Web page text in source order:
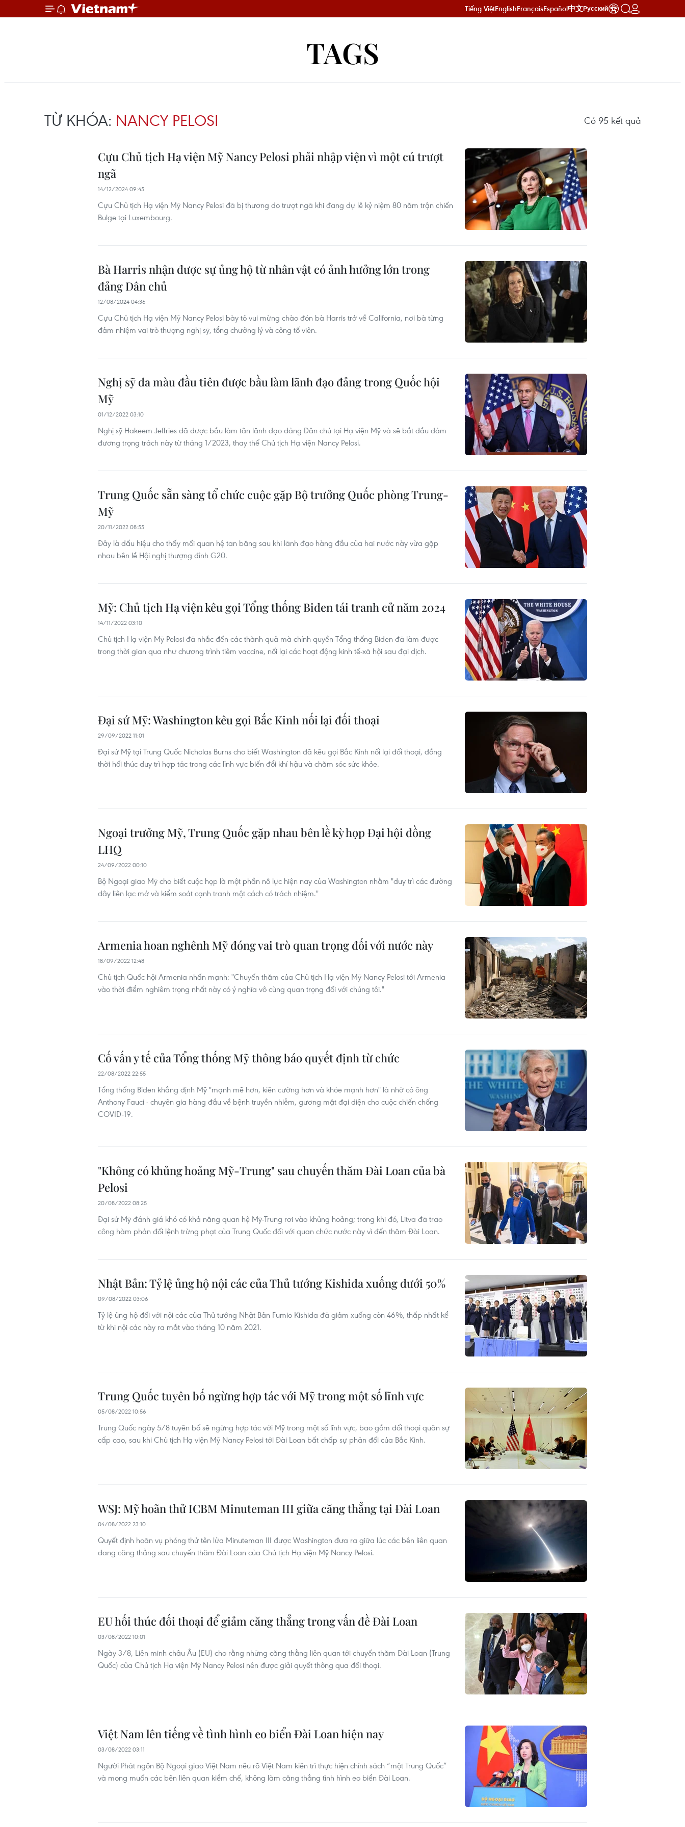
Tiếng ViệtEnglishFrançaisEspañol中文Русский
TAGS
TỪ KHÓA: NANCY PELOSI Có 95 kết quả
Cựu Chủ tịch Hạ viện Mỹ Nancy Pelosi phải nhập viện vì một cú trượt
ngã
14/12/2024 09:45
Cựu Chủ tịch Hạ viện Mỹ Nancy Pelosi đã bị thương do trượt ngã khi đang dự lễ kỷ niệm 80 năm trận chiến
Bulge tại Luxembourg.
Bà Harris nhận được sự ủng hộ từ nhân vật có ảnh hưởng lớn trong
đảng Dân chủ
12/08/2024 04:36
Cựu Chủ tịch Hạ viện Mỹ Nancy Pelosi bày tỏ vui mừng chào đón bà Harris trở về California, nơi bà từng
đảm nhiệm vai trò thượng nghị sỹ, tổng chưởng lý và công tố viên.
Nghị sỹ da màu đầu tiên được bầu làm lãnh đạo đảng trong Quốc hội
Mỹ
01/12/2022 03:10
Nghị sỹ Hakeem Jeffries đã được bầu làm tân lãnh đạo đảng Dân chủ tại Hạ viện Mỹ và sẽ bắt đầu đảm
đương trọng trách này từ tháng 1/2023, thay thế Chủ tịch Hạ viện Nancy Pelosi.
Trung Quốc sẵn sàng tổ chức cuộc gặp Bộ trưởng Quốc phòng Trung-
Mỹ
20/11/2022 08:55
Đây là dấu hiệu cho thấy mối quan hệ tan băng sau khi lãnh đạo hàng đầu của hai nước này vừa gặp
nhau bên lề Hội nghị thượng đỉnh G20.
Mỹ: Chủ tịch Hạ viện kêu gọi Tổng thống Biden tái tranh cử năm 2024
14/11/2022 03:10
Chủ tịch Hạ viện Mỹ Pelosi đã nhắc đến các thành quả mà chính quyền Tổng thống Biden đã làm được
trong thời gian qua như chương trình tiêm vaccine, nối lại các hoạt động kinh tế-xã hội sau đại dịch.
Đại sứ Mỹ: Washington kêu gọi Bắc Kinh nối lại đối thoại
29/09/2022 11:01
Đại sứ Mỹ tại Trung Quốc Nicholas Burns cho biết Washington đã kêu gọi Bắc Kinh nối lại đối thoại, đồng
thời hối thúc duy trì hợp tác trong các lĩnh vực biến đổi khí hậu và chăm sóc sức khỏe.
Ngoại trưởng Mỹ, Trung Quốc gặp nhau bên lề kỳ họp Đại hội đồng
LHQ
24/09/2022 00:10
Bộ Ngoại giao Mỹ cho biết cuộc họp là một phần nỗ lực hiện nay của Washington nhằm "duy trì các đường
dây liên lạc mở và kiểm soát cạnh tranh một cách có trách nhiệm."
Armenia hoan nghênh Mỹ đóng vai trò quan trọng đối với nước này
18/09/2022 12:48
Chủ tịch Quốc hội Armenia nhấn mạnh: "Chuyến thăm của Chủ tịch Hạ viện Mỹ Nancy Pelosi tới Armenia
vào thời điểm nghiêm trọng nhất này có ý nghĩa vô cùng quan trọng đối với chúng tôi."
Cố vấn y tế của Tổng thống Mỹ thông báo quyết định từ chức
22/08/2022 22:55
Tổng thống Biden khẳng định Mỹ "mạnh mẽ hơn, kiên cường hơn và khỏe mạnh hơn" là nhờ có ông
Anthony Fauci - chuyên gia hàng đầu về bệnh truyền nhiễm, gương mặt đại diện cho cuộc chiến chống
COVID-19.
"Không có khủng hoảng Mỹ-Trung" sau chuyến thăm Đài Loan của bà
Pelosi
20/08/2022 08:25
Đại sứ Mỹ đánh giá khó có khả năng quan hệ Mỹ-Trung rơi vào khủng hoảng; trong khi đó, Litva đã trao
công hàm phản đối lệnh trừng phạt của Trung Quốc đối với quan chức nước này vì đến thăm Đài Loan.
Nhật Bản: Tỷ lệ ủng hộ nội các của Thủ tướng Kishida xuống dưới 50%
09/08/2022 03:06
Tỷ lệ ủng hộ đối với nội các của Thủ tướng Nhật Bản Fumio Kishida đã giảm xuống còn 46%, thấp nhất kể
từ khi nội các này ra mắt vào tháng 10 năm 2021.
Trung Quốc tuyên bố ngừng hợp tác với Mỹ trong một số lĩnh vực
05/08/2022 10:56
Trung Quốc ngày 5/8 tuyên bố sẽ ngừng hợp tác với Mỹ trong một số lĩnh vực, bao gồm đối thoại quân sự
cấp cao, sau khi Chủ tịch Hạ viện Mỹ Nancy Pelosi tới Đài Loan bất chấp sự phản đối của Bắc Kinh.
WSJ: Mỹ hoãn thử ICBM Minuteman III giữa căng thẳng tại Đài Loan
04/08/2022 23:10
Quyết định hoãn vụ phóng thử tên lửa Minuteman III được Washington đưa ra giữa lúc các bên liên quan
đang căng thẳng sau chuyến thăm Đài Loan của Chủ tịch Hạ viện Mỹ Nancy Pelosi.
EU hối thúc đối thoại để giảm căng thẳng trong vấn đề Đài Loan
03/08/2022 10:01
Ngày 3/8, Liên minh châu Âu (EU) cho rằng những căng thẳng liên quan tới chuyến thăm Đài Loan (Trung
Quốc) của Chủ tịch Hạ viện Mỹ Nancy Pelosi nên được giải quyết thông qua đối thoại.
Việt Nam lên tiếng về tình hình eo biển Đài Loan hiện nay
03/08/2022 03:11
Người Phát ngôn Bộ Ngoại giao Việt Nam nêu rõ Việt Nam kiên trì thực hiện chính sách “một Trung Quốc”
và mong muốn các bên liên quan kiềm chế, không làm căng thẳng tình hình eo biển Đài Loan.